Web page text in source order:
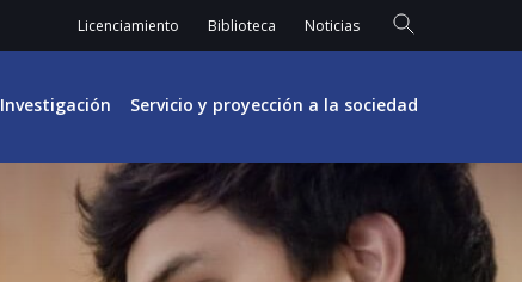
Licenciamiento Biblioteca Noticias
Investigación Servicio y proyección a la sociedad